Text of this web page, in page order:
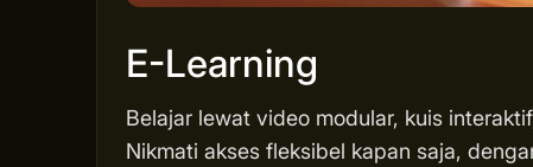
E-Learning
Belajar lewat video modular, kuis
Nikmati akses fleksibel kapan saja,